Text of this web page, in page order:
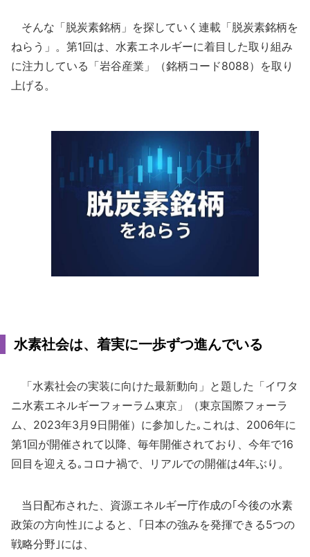
そんな「脱炭素銘柄」を探していく連載「脱炭素銘柄を
ねらう」。第1回は、水素エネルギーに着目した取り組み
に注力している「岩谷産業」（銘柄コード8088）を取り
上げる。
水素社会は、着実に一歩ずつ進んでいる
「水素社会の実装に向けた最新動向」と題した「イワタ
ニ水素エネルギーフォーラム東京」（東京国際フォーラ
ム、2023年3月9日開催）に参加した｡これは、2006年に
第1回が開催されて以降、毎年開催されており、今年で16
回目を迎える｡コロナ禍で、リアルでの開催は4年ぶり。
当日配布された、資源エネルギー庁作成の｢今後の水素
政策の方向性｣によると、｢日本の強みを発揮できる5つの
戦略分野｣には、